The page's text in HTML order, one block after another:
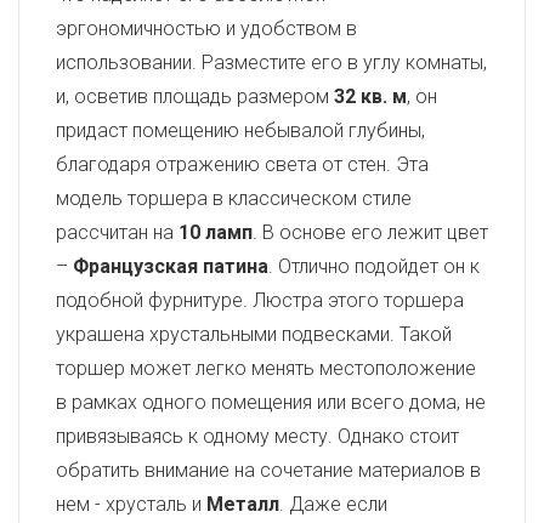
эргономичностью и удобством в
использовании. Разместите его в углу комнаты,
и, осветив площадь размером 32 кв. м, он
придаст помещению небывалой глубины,
благодаря отражению света от стен. Эта
модель торшера в классическом стиле
рассчитан на 10 ламп. В основе его лежит цвет
– Французская патина. Отлично подойдет он к
подобной фурнитуре. Люстра этого торшера
украшена хрустальными подвесками. Такой
торшер может легко менять местоположение
в рамках одного помещения или всего дома, не
привязываясь к одному месту. Однако стоит
обратить внимание на сочетание материалов в
нем - хрусталь и Металл. Даже если